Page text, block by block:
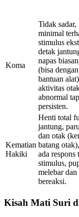
Koma
Tidak sadar,
minimal
stimulus
detak
napas
(bisa dengan
bantuan
aktivitas
abnormal
persisten.
Kematian
Hakiki
Henti total
jantung,
dan otak
batang
ada respons
stimulus,
melebar
bereaksi.
Kisah Mati Suri